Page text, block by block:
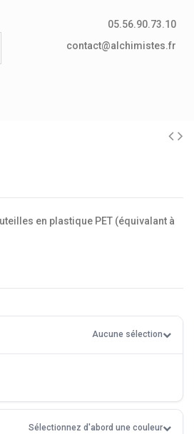
05.56.90.73.10
contact@alchimistes.fr
en plastique PET (équivalant à
Aucune sélection
Sélectionnez d'abord une couleur